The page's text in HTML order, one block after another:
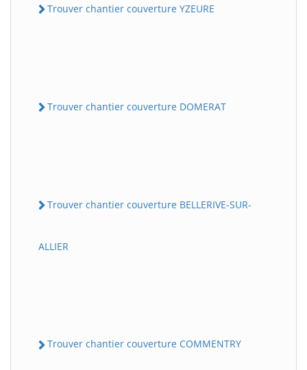
Trouver chantier couverture YZEURE
Trouver chantier couverture DOMERAT
Trouver chantier couverture BELLERIVE-SUR-
ALLIER
Trouver chantier couverture COMMENTRY